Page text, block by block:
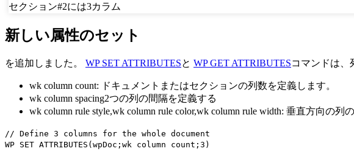
セクション#2には3カラム
新しい属性のセット
を追加しました。 WP SET ATTRIBUTESと WP GET ATTRIBUTESコマンドは、
wk column count: ドキュメントまたはセクションの列数を定義します。
wk column spacing2つの列の間隔を定義する
wk column rule style,wk column rule color,wk column rule width: 垂直方向の列
// Define 3 columns for the whole document
WP SET ATTRIBUTES (wpDoc ; wk column count ;3)